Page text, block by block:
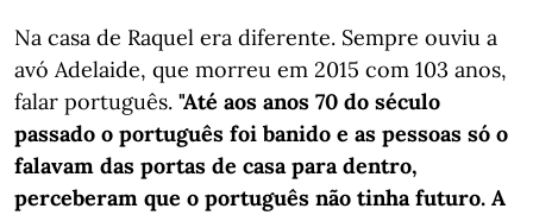
Na casa de Raquel era diferente. Sempre ouviu a
avó Adelaide, que morreu em 2015 com 103 anos,
falar português. "Até aos anos 70 do século
passado o português foi banido e as pessoas só o
falavam das portas de casa para dentro,
perceberam que o português não tinha futuro. A